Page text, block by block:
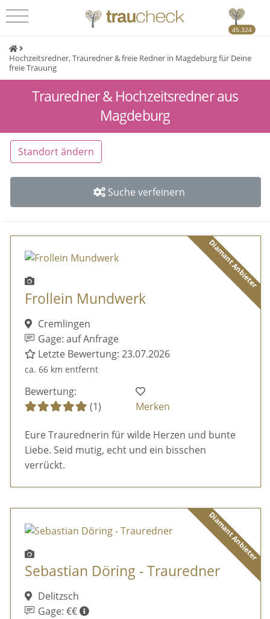
45.324
Hochzeitsredner, Trauredner & freie Redner in Magdeburg für Deine
freie Trauung
Trauredner & Hochzeitsredner aus
Magdeburg
Standort ändern
Suche verfeinern
Diamant Anbieter
Frollein Mundwerk
Cremlingen
Gage: auf Anfrage
Letzte Bewertung: 23.07.2026
ca. 66 km entfernt
Bewertung:
(1)
Merken
Eure Traurednerin für wilde Herzen und bunte
Liebe. Seid mutig, echt und ein bisschen
verrückt.
Diamant Anbieter
Sebastian Döring - Trauredner
Delitzsch
Gage: €€